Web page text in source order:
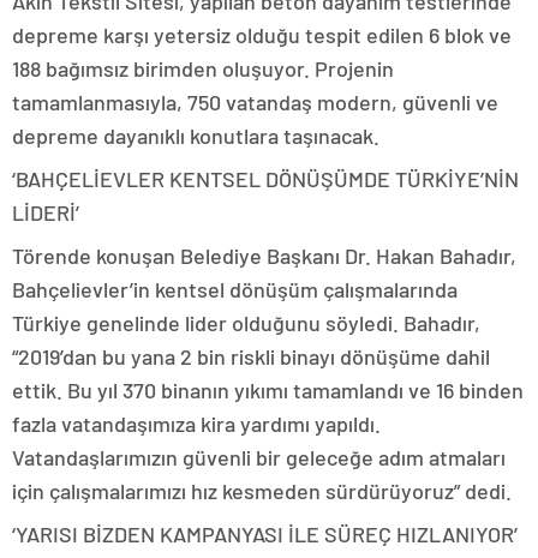
depreme karşı yetersiz olduğu tespit edilen 6 blok ve
188 bağımsız birimden oluşuyor. Projenin
tamamlanmasıyla, 750 vatandaş modern, güvenli ve
depreme dayanıklı konutlara taşınacak.
‘BAHÇELİEVLER KENTSEL DÖNÜŞÜMDE TÜRKİYE’NİN
LİDERİ’
Törende konuşan Belediye Başkanı Dr. Hakan Bahadır,
Bahçelievler’in kentsel dönüşüm çalışmalarında
Türkiye genelinde lider olduğunu söyledi. Bahadır,
“2019’dan bu yana 2 bin riskli binayı dönüşüme dahil
ettik. Bu yıl 370 binanın yıkımı tamamlandı ve 16 binden
fazla vatandaşımıza kira yardımı yapıldı.
Vatandaşlarımızın güvenli bir geleceğe adım atmaları
için çalışmalarımızı hız kesmeden sürdürüyoruz” dedi.
‘YARISI BİZDEN KAMPANYASI İLE SÜREÇ HIZLANIYOR’